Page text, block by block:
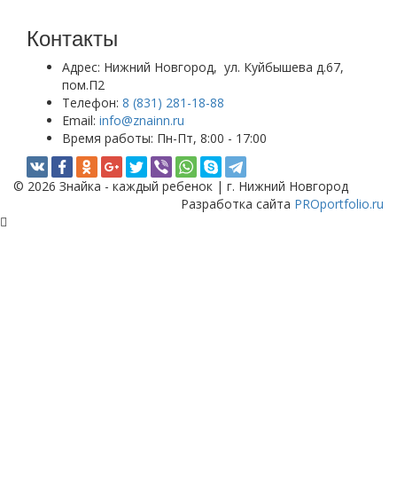
Контакты
Адрес: Нижний Новгород, ул. Куйбышева д.67,
пом.П2
Телефон: 8 (831) 281-18-88
Email: info@znainn.ru
Время работы: Пн-Пт, 8:00 - 17:00
© 2026 Знайка - каждый ребенок | г. Нижний Новгород
Разработка сайта PROportfolio.ru